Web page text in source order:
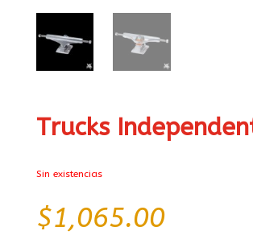
Trucks
Sin existencias
$1,065.00